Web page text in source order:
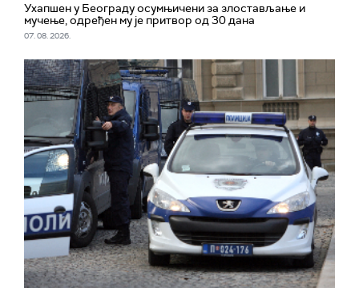
Ухапшен у Београду осумњичени за злостављање и
мучење, одређен му је притвор од 30 дана
07. 08. 2026.